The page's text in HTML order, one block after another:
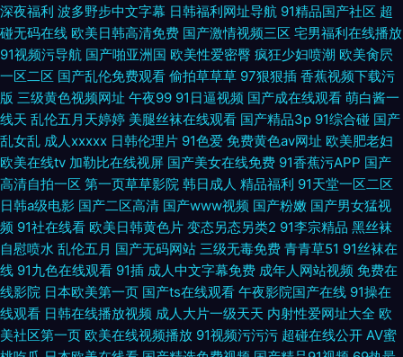
深夜福利 波多野步中文字幕 日韩福利网址导航 91精品国产社区 超
碰无码在线 欧美日韩高清免费 国产激情视频三区 宅男福利在线播放
91视频污导航 国产啪亚洲国 欧美性爱密臀 疯狂少妇喷潮 欧美肏屄
一区二区 国产乱伦免费观看 偷拍草草草 97狠狠插 香蕉视频下载污
版 三级黄色视频网址 午夜99 91日逼视频 国产成在线观看 萌白酱一
线天 乱伦五月天婷婷 美腿丝袜在线观看 国产精品3p 91综合碰 国产
乱女乱 成人xxxxx 日韩伦理片 91色爱 免费黄色av网址 欧美肥老妇
欧美在线tv 加勒比在线视屏 国产美女在线免费 91香蕉污APP 国产
高清自拍一区 第一页草草影院 韩日成人 精品福利 91天堂一区二区
日韩a级电影 国产二区高清 国产www视频 国产粉嫩 国产男女猛视
频 91社在线看 欧美日韩黄色片 变态另态另类2 91李宗精品 黑丝袜
自慰喷水 乱伦五月 国产无码网站 三级无毒免费 青青草51 91丝袜在
线 91九色在线观看 91插 成人中文字幕免费 成年人网站视频 免费在
线影院 日本欧美第一页 国产ts在线观看 午夜影院国产在线 91操在
线观看 日韩在线播放视频 成人大片一级天天 内射性爱网址大全 欧
美社区第一页 欧美在线视频播放 91视频污污污 超碰在线公开 AV蜜